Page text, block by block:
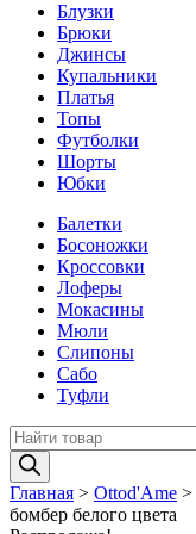
Блузки
Брюки
Джинсы
Купальники
Платья
Топы
Футболки
Шорты
Юбки
Балетки
Босоножки
Кроссовки
Лоферы
Мокасины
Мюли
Слипоны
Сабо
Туфли
Поиск
товаров
Главная > Ottod'Ame >
бомбер белого цвета